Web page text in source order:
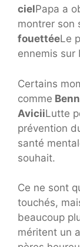
cielPapa a
montrer son
fouettéeLe
ennemis sur
Certains
comme
AviciiLutte
prévention
santé
souhait.
Ce ne sont
touchés,
beaucoup
méritent un